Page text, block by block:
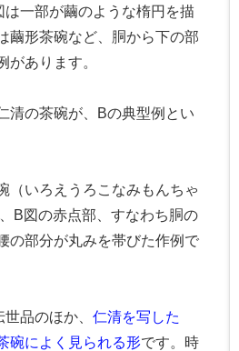
一部が繭のような楕円を描
繭形茶碗など、胴から下の部
があります。
清の茶碗が、Bの典型例とい
（いろえうろこなみもんちゃ
B図の赤点部、すなわち胴の
の部分が丸みを帯びた作例で
品のほか、 仁清を写した
碗によく見られる形です。時